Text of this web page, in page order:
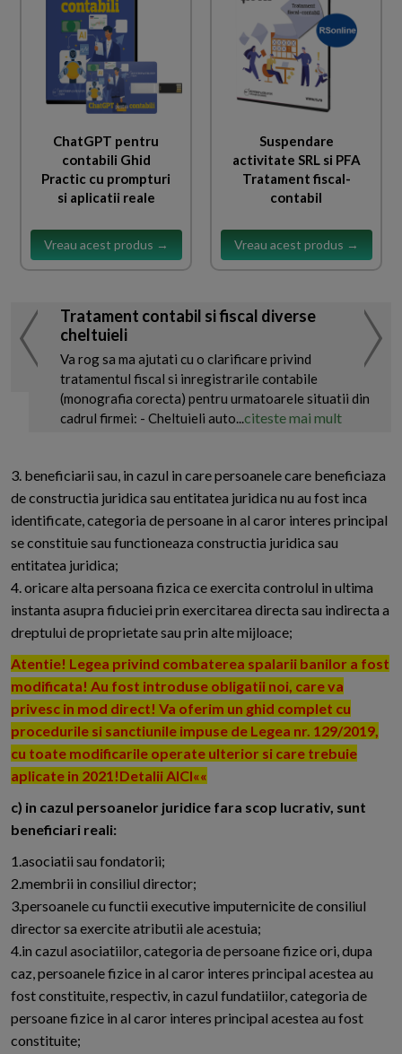
ChatGPT pentru
contabili Ghid
Practic cu prompturi
si aplicatii reale
Vreau acest produs →
Suspendare
activitate SRL si PFA
Tratament fiscal-
contabil
Vreau acest produs →
Tratament contabil si fiscal diverse
cheltuieli
Va rog sa ma ajutati cu o clarificare privind
tratamentul fiscal si inregistrarile contabile
(monografia corecta) pentru urmatoarele situatii din
cadrul firmei: - Cheltuieli auto...citeste mai mult
3. beneficiarii sau, in cazul in care persoanele care beneficiaza
de constructia juridica sau entitatea juridica nu au fost inca
identificate, categoria de persoane in al caror interes principal
se constituie sau functioneaza constructia juridica sau
entitatea juridica;
4. oricare alta persoana fizica ce exercita controlul in ultima
instanta asupra fiduciei prin exercitarea directa sau indirecta a
dreptului de proprietate sau prin alte mijloace;
Atentie! Legea privind combaterea spalarii banilor a fost
modificata! Au fost introduse obligatii noi, care va
privesc in mod direct! Va oferim un ghid complet cu
procedurile si sanctiunile impuse de Legea nr. 129/2019,
cu toate modificarile operate ulterior si care trebuie
aplicate in 2021!Detalii AICI««
c) in cazul persoanelor juridice fara scop lucrativ, sunt
beneficiari reali:
1.asociatii sau fondatorii;
2.membrii in consiliul director;
3.persoanele cu functii executive imputernicite de consiliul
director sa exercite atributii ale acestuia;
4.in cazul asociatiilor, categoria de persoane fizice ori, dupa
caz, persoanele fizice in al caror interes principal acestea au
fost constituite, respectiv, in cazul fundatiilor, categoria de
persoane fizice in al caror interes principal acestea au fost
constituite;